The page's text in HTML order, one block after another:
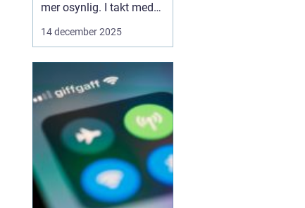
mer osynlig. I takt med
att lokal AI flyttar från
förändras hur vi tänker
kring beräkning,
integritet och k...
14 december 2025